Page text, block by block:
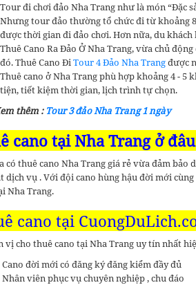
Tour đi chơi đảo Nha Trang như là món “Đặc
Nhưng tour đảo thường tổ chức đi từ khoảng
được thời gian đi đảo chơi. Hơn nữa, du
Thuê Cano Ra Đảo Ở Nha Trang, vừa chủ
đó. Thuê Cano ĐiTour 4 Đảo Nha Trangđược
Thuê cano ở Nha Trang phù hợp khoảng 4 - 5
tiện, tiết kiệm thời gian, lịch trình tự chọn.
thêm :Tour 3 đảo Nha Trang 1 ngày
cano tại Nha Trang ở
có thuê cano Nha Trang giá rẻ vừa đảm bảo
dịch vụ . Với đội cano hùng hậu đời mới
Nha Trang.
cano tại
vị cho thuê cano tại Nha Trang uy tín nhất
Cano đời mới có đăng ký đăng kiểm đầy đủ
Nhân viên phục vụ chuyên nghiệp , chu đáo